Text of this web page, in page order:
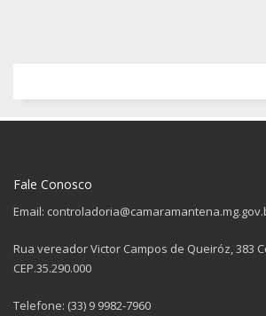
Fale Conosco
Email:
Rua vereador Victor Campos de Queiróz, 383
CEP.35.290.000
Telefone: (33) 9 9982-7960